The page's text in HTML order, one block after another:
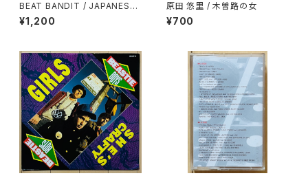
BEAT BANDIT / JAPANESE
STRICTLY BREAKS & BEAT
S VOL.1.5(特典CD-R付)
¥1,200
原田 悠里 / 木曽路の女
¥700